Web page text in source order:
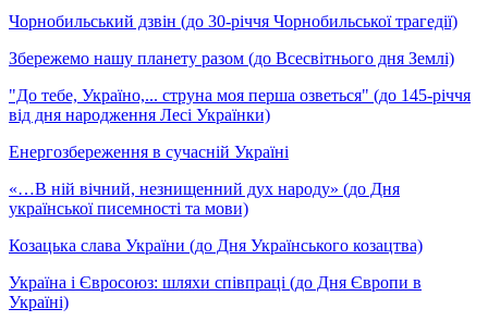
Чорнобильський дзвін (до 30-річчя Чорнобильської трагедії)
Збережемо нашу планету разом (до Всесвітнього дня Землі)
"До тебе, Україно,... струна моя перша озветься" (до 145-річчя
від дня народження Лесі Українки)
Енергозбереження в сучасній Україні
«…В ній вічний, незнищенний дух народу» (до Дня
української писемності та мови)
Козацька слава України (до Дня Українського козацтва)
Україна і Євросоюз: шляхи співпраці (до Дня Європи в
Україні)